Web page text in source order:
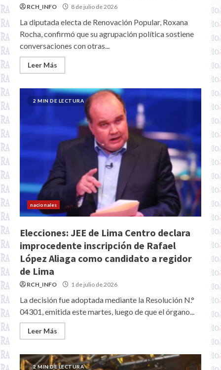
RCH_INFO 8 de julio de 2026
La diputada electa de Renovación Popular, Roxana
Rocha, confirmó que su agrupación política sostiene
conversaciones con otras...
Leer Más
2 MIN DE LECTURA
nacionales
Elecciones: JEE de Lima Centro declara
improcedente inscripción de Rafael
López Aliaga como candidato a regidor
de Lima
RCH_INFO 1 de julio de 2026
La decisión fue adoptada mediante la Resolución N.°
04301, emitida este martes, luego de que el órgano...
Leer Más
2 MIN DE LECTURA